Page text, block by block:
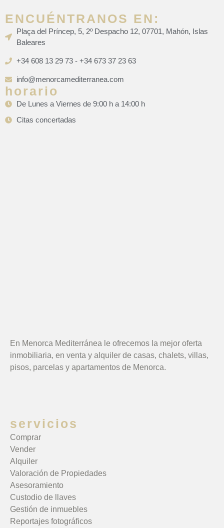
ENCUÉNTRANOS EN:
Plaça del Príncep, 5, 2º Despacho 12, 07701, Mahón, Islas
Baleares
+34 608 13 29 73 - +34 673 37 23 63
info@menorcamediterranea.com
horario
De Lunes a Viernes de 9:00 h a 14:00 h
Citas concertadas
En Menorca Mediterránea le ofrecemos la mejor oferta
inmobiliaria, en venta y alquiler de casas, chalets, villas,
pisos, parcelas y apartamentos de Menorca.
servicios
Comprar
Vender
Alquiler
Valoración de Propiedades
Asesoramiento
Custodio de llaves
Gestión de inmuebles
Reportajes fotográficos